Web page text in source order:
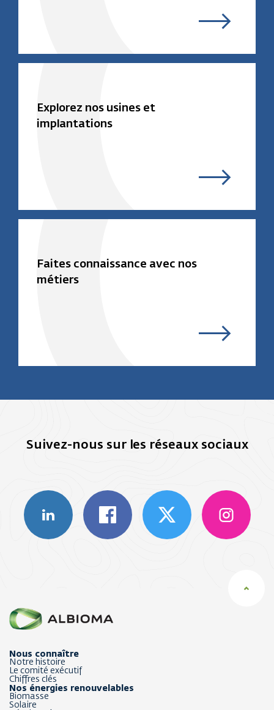
Explorez nos usines et
implantations
Faites connaissance avec nos
métiers
Suivez-nous sur les réseaux sociaux
Nous connaître
Notre histoire
Le comité exécutif
Chiffres clés
Nos énergies renouvelables
Biomasse
Solaire